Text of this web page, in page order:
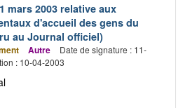
mars 2003 relative aux
d'accueil des gens du
au Journal officiel)
Autre
Date de signature : 11-
: 10-04-2003